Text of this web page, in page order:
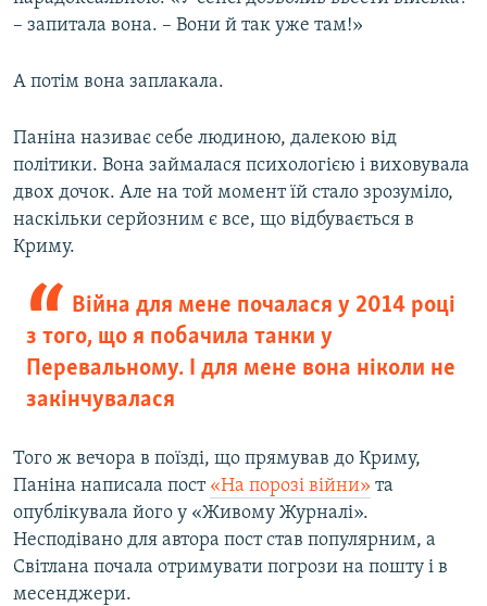
– запитала вона. – Вони й так уже там!»
А потім вона заплакала.
Паніна називає себе людиною, далекою від
політики. Вона займалася психологією і виховувала
двох дочок. Але на той момент їй стало зрозуміло,
наскільки серйозним є все, що відбувається в
Криму.
Війна для мене почалася у 2014 році
з того, що я побачила танки у
Перевальному. І для мене вона ніколи не
закінчувалася
Того ж вечора в поїзді, що прямував до Криму,
Паніна написала пост «На порозі війни» та
опублікувала його у «Живому Журналі».
Несподівано для автора пост став популярним, а
Світлана почала отримувати погрози на пошту і в
месенджери.